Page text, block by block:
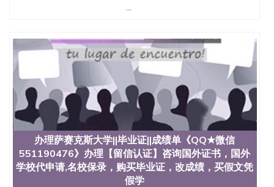
...
办理萨赛克斯大学||毕业证||成绩单《QQ★微信
551190476》办理【留信认证】咨询国外证书，国外
学校代申请,名校保录，购买毕业证，改成绩，买假文凭
假学